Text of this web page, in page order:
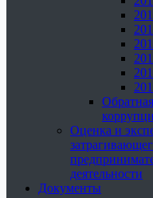
Оценка и
деятельности
Документы